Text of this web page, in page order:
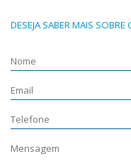
DESEJA SABER MAIS